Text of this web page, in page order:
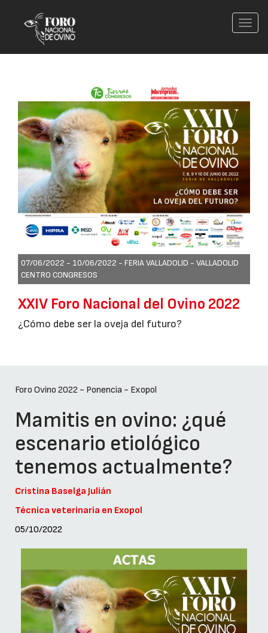
07/06/2022 - 10/06/2022 - FERIA VALLADOLID - VALLADOLID
CENTRO CONGRESOS
XXIV Foro Nacional del Ovino 2022
¿Cómo debe ser la oveja del futuro?
Foro Ovino 2022 - Ponencia - Exopol
Mamitis en ovino: ¿qué
escenario etiológico
tenemos actualmente?
Cristina Baselga Julián
Técnica veterinaria en Exopol
05/10/2022